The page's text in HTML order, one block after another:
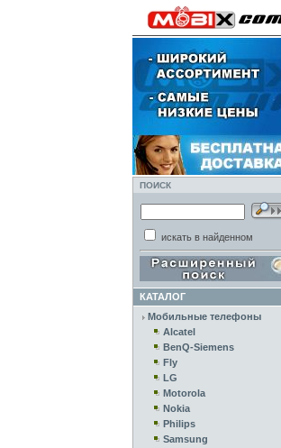
ПОИСК
искать в найденном
КАТАЛОГ
Мобильные телефоны
Alcatel
BenQ-Siemens
Fly
LG
Motorola
Nokia
Philips
Samsung